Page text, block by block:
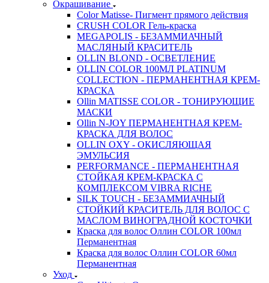
Окрашивание
Color Matisse- Пигмент прямого действия
CRUSH COLOR Гель-краска
MEGAPOLIS - БЕЗАММИАЧНЫЙ
МАСЛЯНЫЙ КРАСИТЕЛЬ
OLLIN BLOND - ОСВЕТЛЕНИЕ
OLLIN COLOR 100МЛ PLATINUM
COLLECTION - ПЕРМАНЕНТНАЯ КРЕМ-
КРАСКА
Ollin MATISSE COLOR - ТОНИРУЮЩИЕ
МАСКИ
Ollin N-JOY ПЕРМАНЕНТНАЯ КРЕМ-
КРАСКА ДЛЯ ВОЛОС
OLLIN OXY - ОКИСЛЯЮЩАЯ
ЭМУЛЬСИЯ
PERFORMANCE - ПЕРМАНЕНТНАЯ
СТОЙКАЯ КРЕМ-КРАСКА С
КОМПЛЕКСОМ VIBRA RICHE
SILK TOUCH - БЕЗАММИАЧНЫЙ
СТОЙКИЙ КРАСИТЕЛЬ ДЛЯ ВОЛОС С
МАСЛОМ ВИНОГРАДНОЙ КОСТОЧКИ
Краска для волос Оллин COLOR 100мл
Перманентная
Краска для волос Оллин COLOR 60мл
Перманентная
Уход